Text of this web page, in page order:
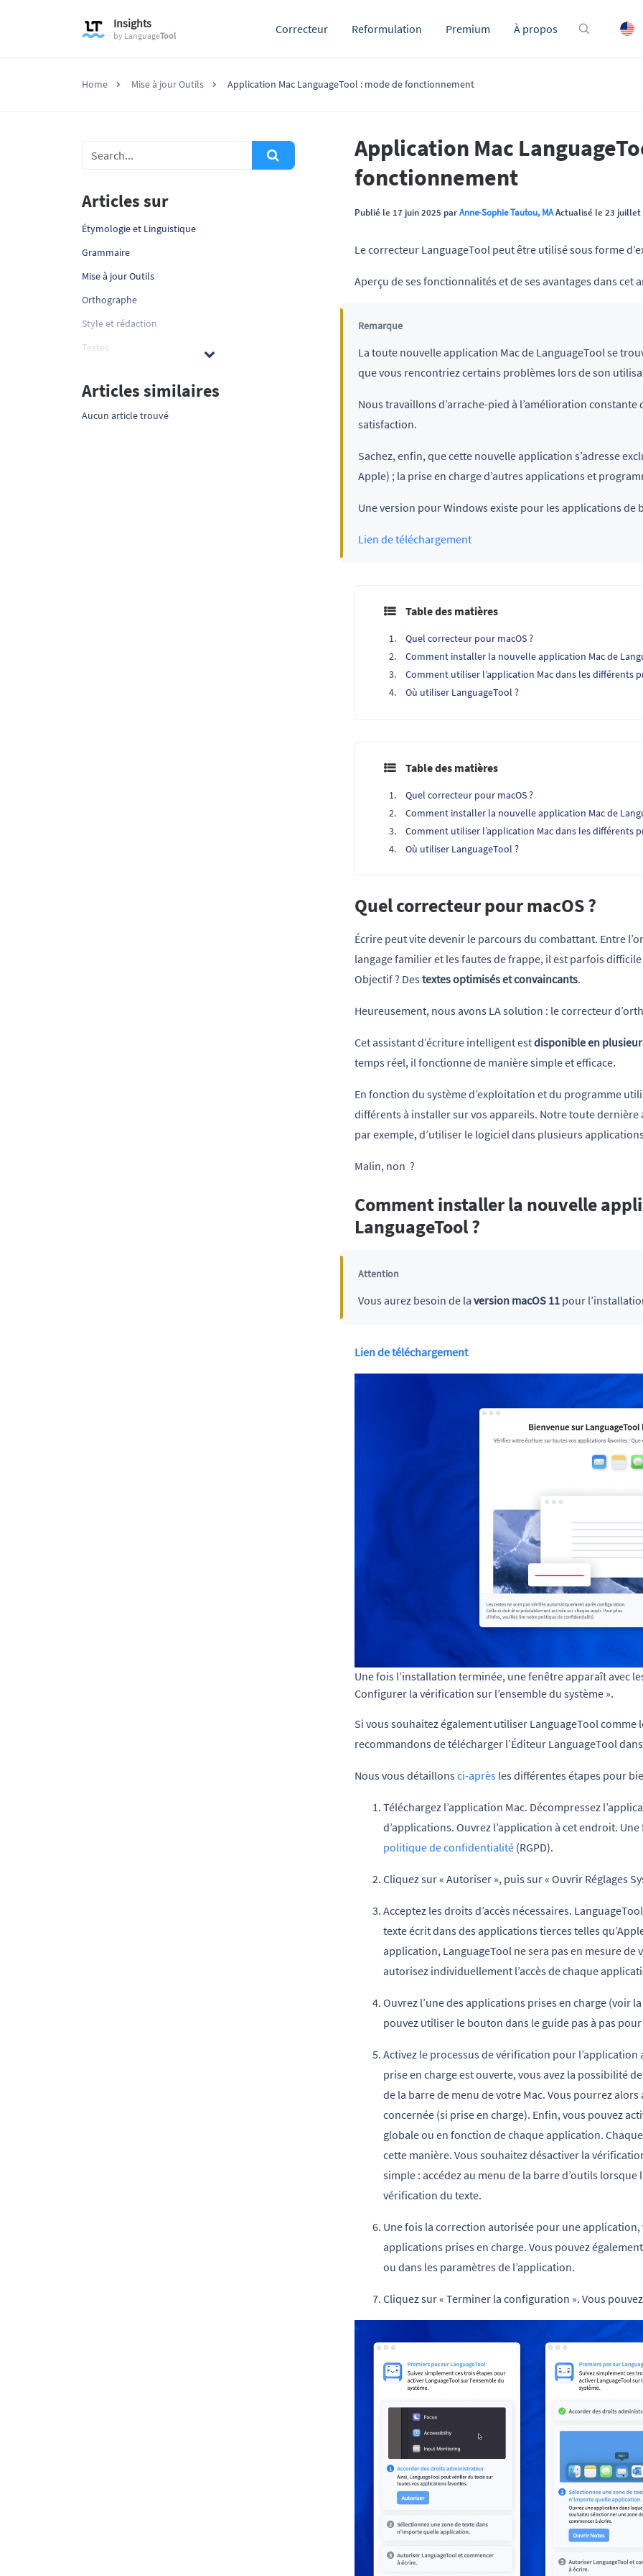
Insights
by LanguageTool Correcteur Reformulation Premium À propos
Home Mise à jour Outils Application Mac LanguageTool : mode de fonctionnement
Application Mac
fonctionnement
Publié le 17 juin 2025 parAnne-Sophie Tautou, MAActualisé le 23 juillet
Le correcteur LanguageTool peut être utilisé sous forme
Aperçu de ses fonctionnalités et de ses avantages dans cet
Remarque
La toute nouvelle application Mac de LanguageTool se
que vous rencontriez certains problèmes lors de son
Nous travaillons d’arrache-pied à l’amélioration
satisfaction.
Sachez, enfin, que cette nouvelle application s’adresse
Apple) ; la prise en charge d’autres applications et
Une version pour Windows existe pour les applications de
Lien de téléchargement
Table des matières
Quel correcteur pour macOS ?
Comment installer la nouvelle application Mac de
Comment utiliser l’application Mac dans les différents
Où utiliser LanguageTool ?
Table des matières
Quel correcteur pour macOS ?
Comment installer la nouvelle application Mac de
Comment utiliser l’application Mac dans les différents
Où utiliser LanguageTool ?
Quel correcteur pour macOS ?
Écrire peut vite devenir le parcours du combattant. Entre
langage familier et les fautes de frappe, il est parfois
Objectif ? Destextes optimisés et convaincants.
Heureusement, nous avons LA solution : le correcteur
Cet assistant d’écriture intelligent estdisponible en
temps réel, il fonctionne de manière simple et efficace.
En fonction du système d’exploitation et du programme
différents à installer sur vos appareils. Notre toute
par exemple, d’utiliser le logiciel dans plusieurs
Malin, non ?
Comment installer la nouvelle
LanguageTool ?
Attention
Vous aurez besoin de la version macOS 11pour
Lien de téléchargement
Une fois l’installation terminée, une fenêtre apparaît avec
Configurer la vérification sur l’ensemble du système ».
Si vous souhaitez également utiliser LanguageTool
recommandons de télécharger l’Éditeur LanguageTool
Nous vous détaillonsci-après les différentes étapes pour
Téléchargez l’application Mac. Décompressez
d’applications. Ouvrez l’application à cet endroit.
politique de confidentialité (RGPD).
Cliquez sur « Autoriser », puis sur « Ouvrir Réglages
Acceptez les droits d’accès nécessaires.
texte écrit dans des applications tierces telles
application, LanguageTool ne sera pas en mesure
autorisez individuellement l’accès de chaque
Ouvrez l’une des applications prises en charge (voir
pouvez utiliser le bouton dans le guide pas à pas
Activez le processus de vérification pour
prise en charge est ouverte, vous avez la possibilité
de la barre de menu de votre Mac. Vous pourrez
concernée (si prise en charge). Enfin, vous pouvez
globale ou en fonction de chaque application.
cette manière. Vous souhaitez désactiver la
simple : accédez au menu de la barre d’outils
vérification du texte.
Une fois la correction autorisée pour une application,
applications prises en charge. Vous pouvez
ou dans les paramètres de l’application.
Cliquez sur « Terminer la configuration ». Vous
Articles sur
Étymologie et Linguistique
Grammaire
Mise à jour Outils
Orthographe
Style et rédaction
Textes
Articles similaires
Aucun article trouvé